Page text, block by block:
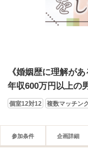
《婚姻歴に理解があ
年収600万円以上の
個室12対12 複数マッチン
参加条件 企画詳細